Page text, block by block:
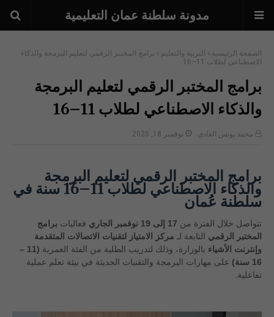
مدونة سلطنة عمان التعليمية
الصفحة الرئيسية التربية والتعليم
برامج المختبر الرقمي لتعليم البرمجة والذكاء
الاصطناعي لطلاب 11–16
برامج المختبر الرقمي لتعليم البرمجة
والذكاء الاصطناعي لطلاب 11–16
محمد يونس الغادي نوفمبر 18, 2025
برامج المختبر الرقمي لتعليم البرمجة
والذكاء الاصطناعي لطلاب 11–16 سنة في
سلطنة عُمان
تتواصل خلال الفترة من 17 إلى 19 نوفمبر الجاري فعاليات برامج
المختبر الرقمي التابعة لـ مركز الامتياز لتقنيات الاتصالات المتقدمة
وإنترنت الأشياء بالوزارة، وذلك لتدريب الطلبة من الفئة العمرية
(11 –
16 سنة)
على مهارات البرمجة والتقنيات الحديثة في بيئة تعلم عملية
تفاعلية.